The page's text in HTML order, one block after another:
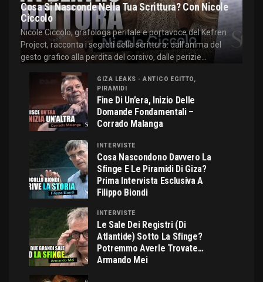
Cosa Si Nasconde Nella Tua Scrittura? Con Nicole
Ciccolo
Nicole Ciccolo, grafologa peritale e portavoce del Kefren
Project, racconta i segreti della scrittura: dall'anima del
gesto grafico alla perdita del corsivo, dalle perizie...
GIZA LEAKS - ANTICO EGITTO,
PIRAMIDI
Fine Di Un’era, Inizio Delle
Domande Fondamentali –
Corrado Malanga
INTERVISTE
Cosa Nascondono Davvero La
Sfinge E Le Piramidi Di Giza?
Prima Intervista Esclusiva A
Filippo Biondi
INTERVISTE
Le Sale Dei Registri (di
Atlantide) Sotto La Sfinge?
Potremmo Averle Trovate…
Armando Mei